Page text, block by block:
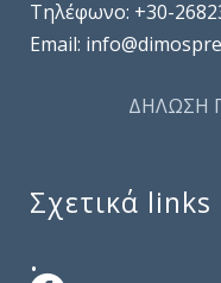
Τηλέφωνo: +30-
Email:
ΔΗΛΩΣΗ
Σχετικά links
.